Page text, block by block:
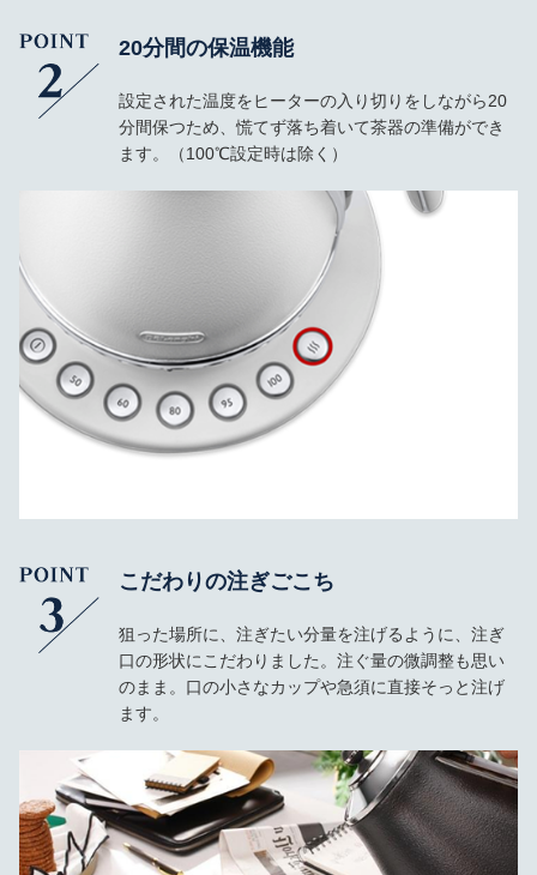
20分間の保温機能
設定された温度をヒーターの入り切りをしながら20
分間保つため、慌てず落ち着いて茶器の準備ができ
ます。（100℃設定時は除く）
こだわりの注ぎごこち
狙った場所に、注ぎたい分量を注げるように、注ぎ
口の形状にこだわりました。注ぐ量の微調整も思い
のまま。口の小さなカップや急須に直接そっと注げ
ます。